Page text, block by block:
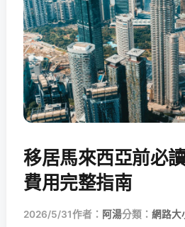
移居馬來西亞前必
費用完整指南
2026/5/31作者： 阿湯分類： 網路大